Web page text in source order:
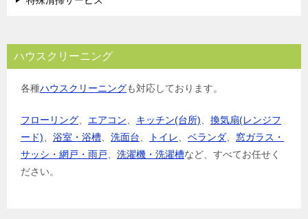
ハウスクリーニング
各種ハウスクリーニングも対応しております。
フローリング エアコン キッチン(台所)
換気扇(レンジフ
ード)
浴室・浴槽 洗面台 トイレ ベランダ
窓ガラス・
サッシ・網戸・雨戸
洗濯機・洗濯槽など、すべてお任せく
ださい。